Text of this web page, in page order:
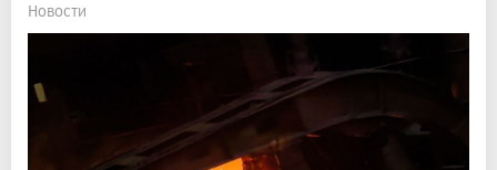
Новости